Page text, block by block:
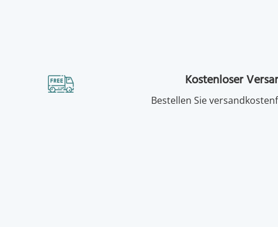
Kostenloser
Bestellen Sie